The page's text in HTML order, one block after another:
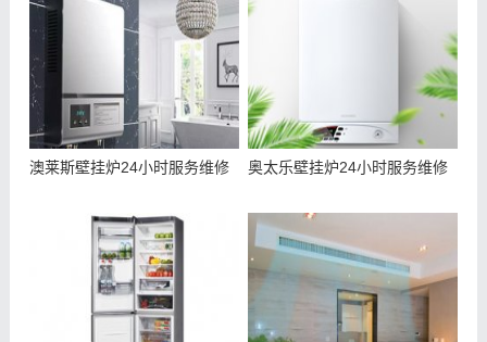
澳莱斯壁挂炉24小时服务维修 奥太乐壁挂炉24小时服务维修